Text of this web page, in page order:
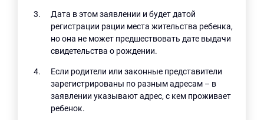
Дата в этом заявлении и будет датой
регистрации рации места жительства ребенка,
но она не может предшествовать дате выдачи
свидетельства о рождении.
Если родители или законные представители
зарегистрированы по разным адресам – в
заявлении указывают адрес, с кем проживает
ребенок.